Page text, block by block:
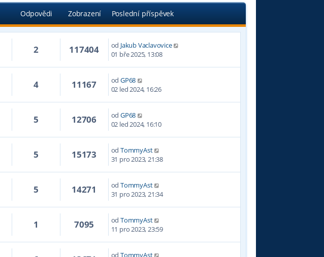
Odpovědi Zobrazení Poslední příspěvek
2 117404 od Jakub Vaclavovice
01 bře 2025, 13:08
4 11167 od GP68
02 led 2024, 16:26
5 12706 od GP68
02 led 2024, 16:10
5 15173 od TommyAst
31 pro 2023, 21:38
5 14271 od TommyAst
31 pro 2023, 21:34
1 7095 od TommyAst
11 pro 2023, 23:59
od TommyAst